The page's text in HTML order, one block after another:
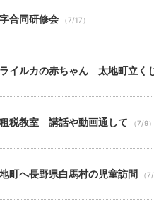
合同研修会 （7/17）
イルカの赤ちゃん 太地町立く
税教室 講話や動画通して （7/9）
町へ長野県白馬村の児童訪問 （